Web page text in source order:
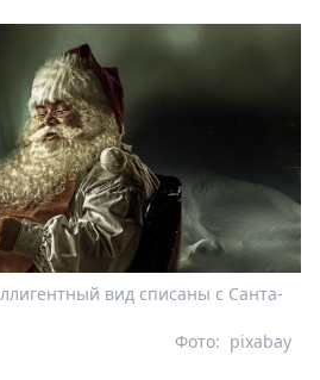
вид списаны с Санта-
pixabay
Фото: